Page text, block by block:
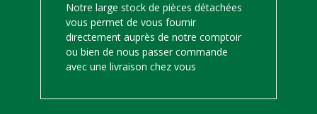
Notre large stock de pièces détachées
vous permet de vous fournir
directement auprès de notre comptoir
ou bien de nous passer commande
avec une livraison chez vous